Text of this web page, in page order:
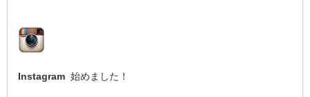
Instagram 始めました！